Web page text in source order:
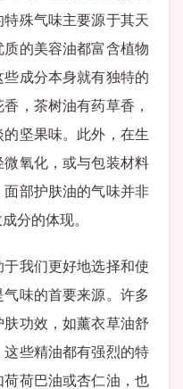
殊气味主要源于其天
的美容油都富含植物
成分本身就有独特的
，茶树油有药草香，
坚果味。此外，在生
氧化，或与包装材料
部护肤油的气味并非
分的体现。
我们更好地选择和使
味的首要来源。许多
功效，如薰衣草油舒
些精油都有强烈的特
荷巴油或杏仁油，也